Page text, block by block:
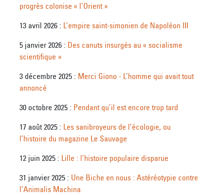
progrès colonise « l’Orient »
13 avril 2026 : L’empire saint-simonien de Napoléon III
5 janvier 2026 : Des canuts insurgés au « socialisme
scientifique »
3 décembre 2025 : Merci Giono - L’homme qui avait tout
annoncé
30 octobre 2025 : Pendant qu’il est encore trop tard
17 août 2025 : Les sanibroyeurs de l’écologie, ou
l’histoire du magazine Le Sauvage
12 juin 2025 : Lille : l’histoire populaire disparue
31 janvier 2025 : Une Biche en nous : Astéréotypie contre
l’Animalis Machina